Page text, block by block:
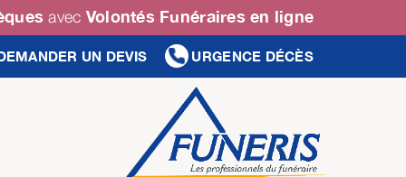
avec Volontés Funéraires en ligne
UN DEVIS URGENCE DÉCÈS